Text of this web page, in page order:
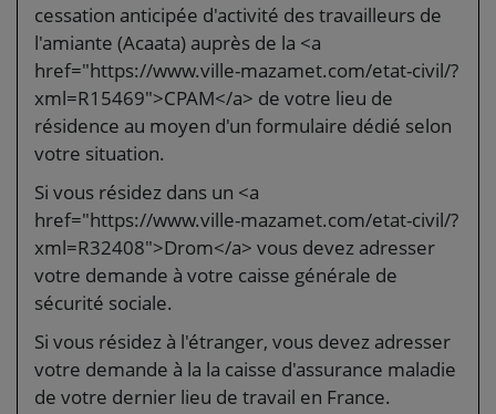
cessation anticipée d'activité des travailleurs de
l'amiante (Acaata) auprès de la <a
href="https://www.ville-mazamet.com/etat-civil/?
xml=R15469">CPAM</a> de votre lieu de
résidence au moyen d'un formulaire dédié selon
votre situation.
Si vous résidez dans un <a
href="https://www.ville-mazamet.com/etat-civil/?
xml=R32408">Drom</a> vous devez adresser
votre demande à votre caisse générale de
sécurité sociale.
Si vous résidez à l'étranger, vous devez adresser
votre demande à la la caisse d'assurance maladie
de votre dernier lieu de travail en France.